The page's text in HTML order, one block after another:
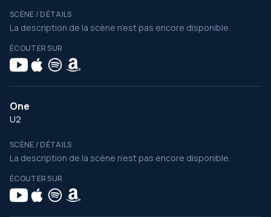
SCÈNE / DÉTAILS
La description de la scène n’est pas encore disponible.
ÉCOUTER SUR
One
U2
SCÈNE / DÉTAILS
La description de la scène n’est pas encore disponible.
ÉCOUTER SUR